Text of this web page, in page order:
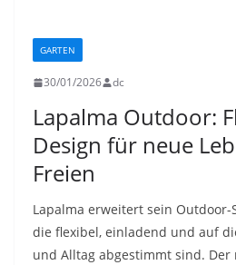
GARTEN
30/01/2026 dc
Lapalma Outdoor:
Design für neue
Freien
Lapalma erweitert sein
die flexibel, einladend und auf
und Alltag abgestimmt sind. Der